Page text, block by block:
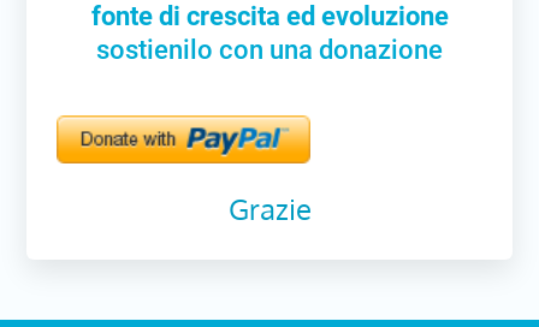
fonte di crescita ed evoluzione
sostienilo con una donazione
Grazie